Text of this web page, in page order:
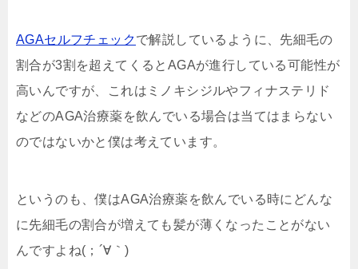
AGAセルフチェックで解説しているように、先細毛の
割合が3割を超えてくるとAGAが進行している可能性が
高いんですが、これはミノキシジルやフィナステリド
などのAGA治療薬を飲んでいる場合は当てはまらない
のではないかと僕は考えています。
というのも、僕はAGA治療薬を飲んでいる時にどんな
に先細毛の割合が増えても髪が薄くなったことがない
んですよね(；´∀｀)